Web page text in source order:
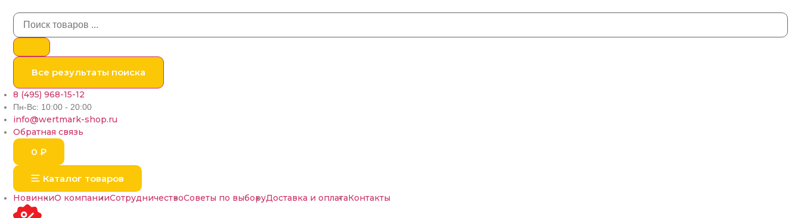
Все результаты поиска
8 (495) 968-15-12
Пн-Вс: 10:00 - 20:00
info@wertmark-shop.ru
Обратная связь
0 ₽
Каталог товаров
НовинкиО компанииСотрудничествоСоветы по выборуДоставка и оплатаКонтакты